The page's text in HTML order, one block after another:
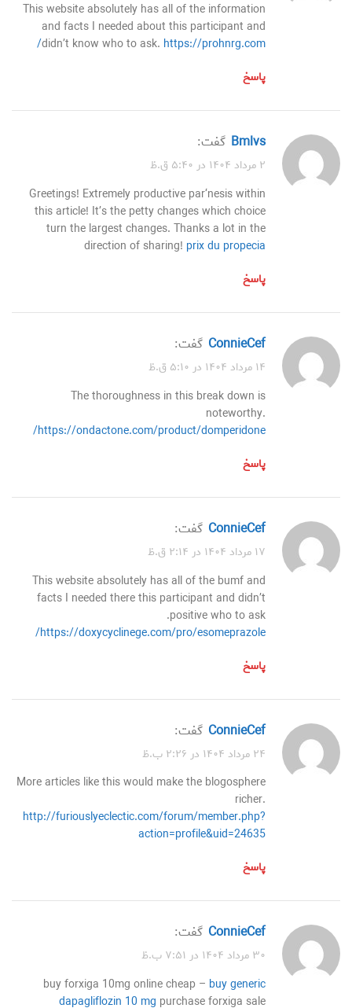
This website absolutely has all of the information
and facts I needed about this participant and
didn’t know who to ask. https://prohnrg.com/
پاسخ
bmlvs گفت:
۲ مرداد ۱۴۰۴ در ۵:۴۰ ق.ظ
Greetings! Extremely productive par‘nesis within
this article! It’s the petty changes which choice
turn the largest changes. Thanks a lot in the
direction of sharing! prix du propecia
پاسخ
ConnieCef گفت:
۱۴ مرداد ۱۴۰۴ در ۵:۱۰ ق.ظ
The thoroughness in this break down is
noteworthy.
https://ondactone.com/product/domperidone/
پاسخ
ConnieCef گفت:
۱۷ مرداد ۱۴۰۴ در ۲:۱۴ ق.ظ
This website absolutely has all of the bumf and
facts I needed there this participant and didn’t
positive who to ask.
https://doxycyclinege.com/pro/esomeprazole/
پاسخ
ConnieCef گفت:
۲۴ مرداد ۱۴۰۴ در ۲:۲۶ ب.ظ
More articles like this would make the blogosphere
richer.
http://furiouslyeclectic.com/forum/member.php?
action=profile&uid=24635
پاسخ
ConnieCef گفت:
۳۰ مرداد ۱۴۰۴ در ۷:۵۱ ب.ظ
buy forxiga 10mg online cheap – buy generic
dapagliflozin 10 mg purchase forxiga sale